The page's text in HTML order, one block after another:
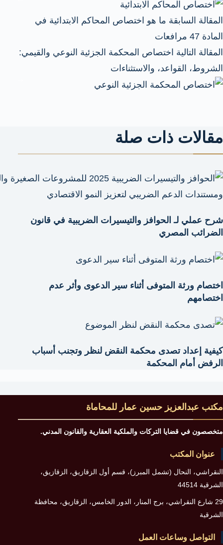
المقالة السابقة ما هو اختصاص المحاكم الابتدائية في
المادة 47 مرافعات
المقالة التالية اختصاص المحكمة الجزئية النوعي والقيمي:
الشروط، القواعد، والاستثناءات
مقالات ذات صلة
شرح عملي لـ الحوافز والتيسيرات الضريبية في قانون
الضرائب المصري
اختصام ورثة المتوفى أثناء سير الدعوى وأثر عدم
اختصامهم
كيفية إعداد تصدى محكمة النقض لنظر وتجنب أسباب
الرفض أمام المحكمة
مكتب عبدالعزيز حسين عمار للمحاماة
متخصصون في قضايا التركات والملكية العقارية والقانون المدني.
عنوان المكتب
النقراشي، النحال (تشمل المبرز)، قسم أول الزقازيق، الزقازيق،
الشرقية 44514
29 شارع النقراشي، برج المنار، الدور الخامس، الزقازيق، محافظة
الشرقية
التواصل وساعات العمل